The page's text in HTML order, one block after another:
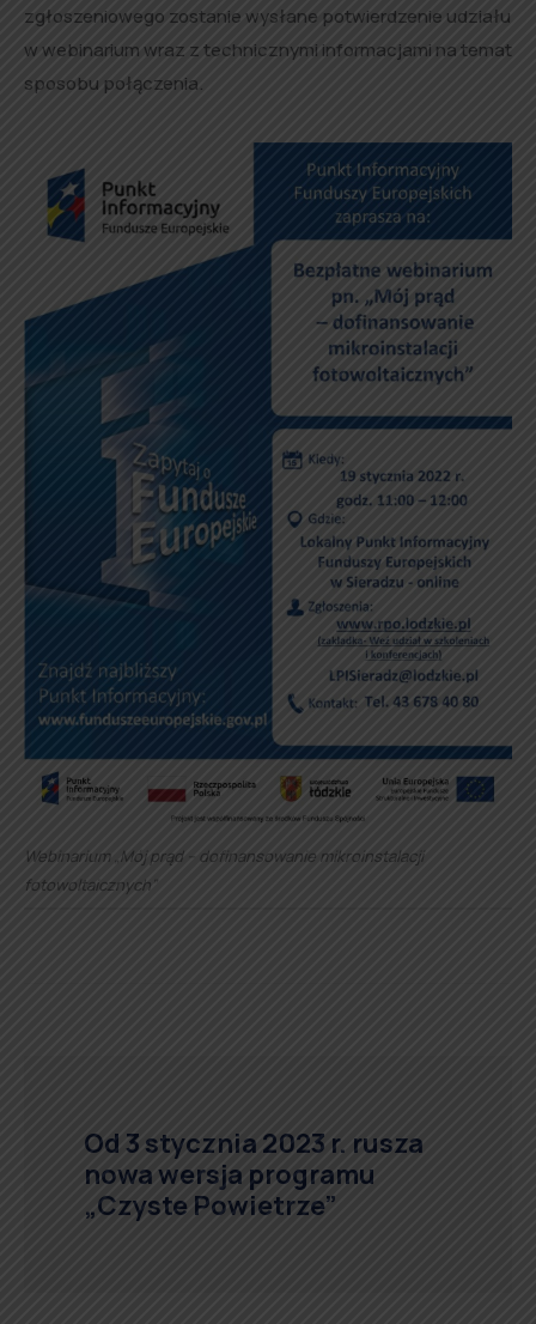
zgłoszeniowego zostanie wysłane potwierdzenie udziału
w webinarium wraz z technicznymi informacjami na temat
sposobu połączenia.
Webinarium „Mój prąd – dofinansowanie mikroinstalacji
fotowoltaicznych”
Od 3 stycznia 2023 r. rusza
nowa wersja programu
„Czyste Powietrze”